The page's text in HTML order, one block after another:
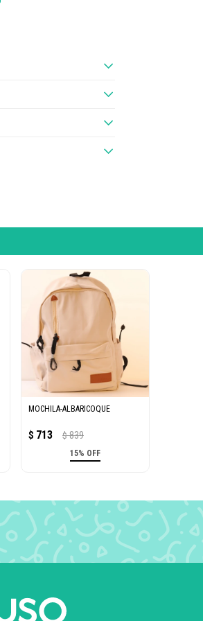
MOCHILA-ALBARICOQUE
$ 713 $ 839
15% OFF